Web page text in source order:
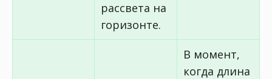
рассвета на
горизонте.
В момент,
когда длина